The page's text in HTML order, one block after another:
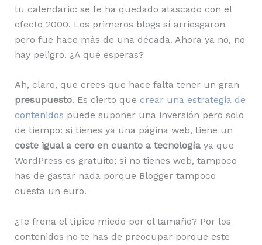
tu calendario: se te ha quedado atascado con el
efecto 2000. Los primeros blogs sí arriesgaron
pero fue hace más de una década. Ahora ya no, no
hay peligro. ¿A qué esperas?
Ah, claro, que crees que hace falta tener un gran
presupuesto. Es cierto que crear una estrategia de
contenidos puede suponer una inversión pero solo
de tiempo: si tienes ya una página web, tiene un
coste igual a cero en cuanto a tecnologíaya que
WordPress es gratuito; si no tienes web, tampoco
has de gastar nada porque Blogger tampoco
cuesta un euro.
¿Te frena el típico miedo por el tamaño? Por los
contenidos no te has de preocupar porque este